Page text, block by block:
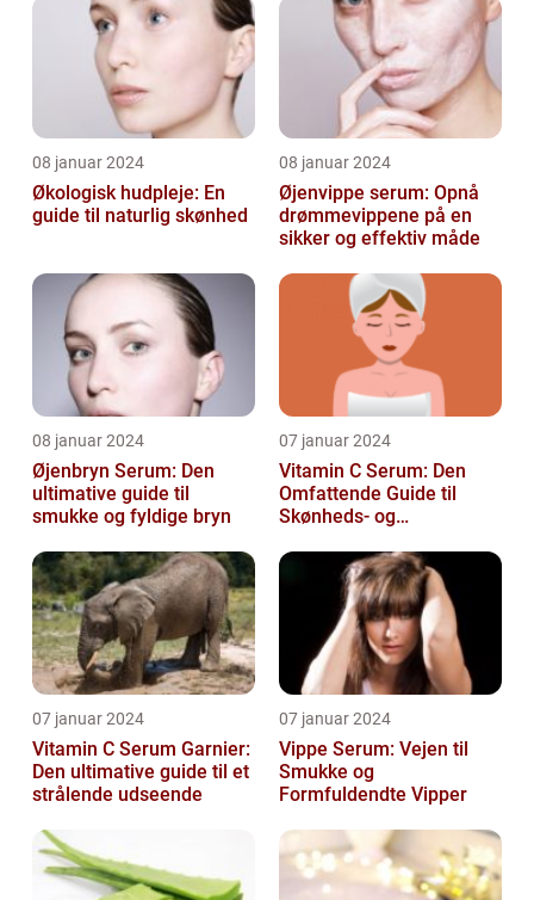
08 januar 2024
Økologisk hudpleje: En
guide til naturlig skønhed
08 januar 2024
Øjenvippe serum: Opnå
drømmevippene på en
sikker og effektiv måde
08 januar 2024
Øjenbryn Serum: Den
ultimative guide til
smukke og fyldige bryn
07 januar 2024
Vitamin C Serum: Den
Omfattende Guide til
Skønheds- og
07 januar 2024
Vitamin C Serum Garnier:
Den ultimative guide til et
strålende udseende
07 januar 2024
Vippe Serum: Vejen til
Smukke og
Formfuldendte Vipper